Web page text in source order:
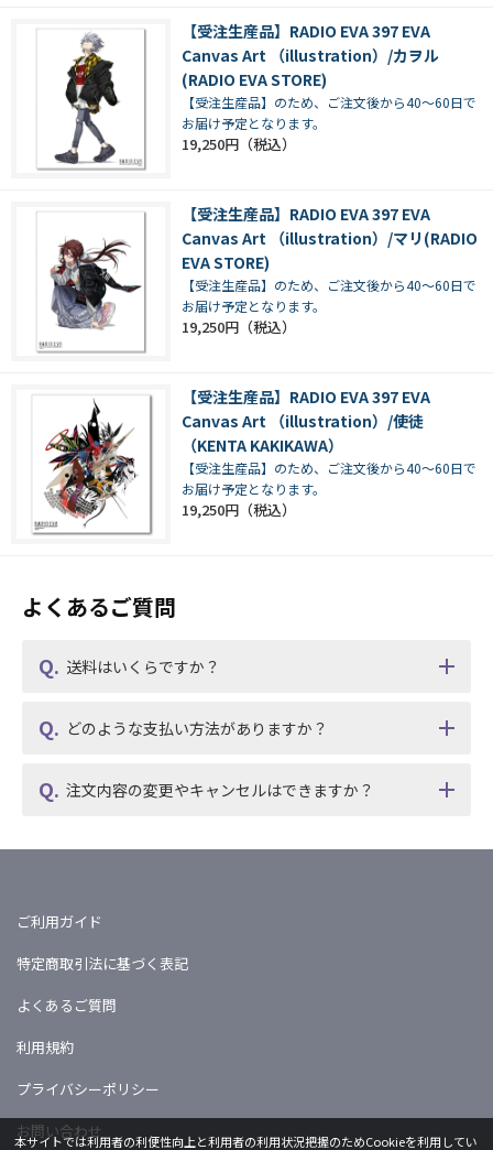
【受注生産品】RADIO EVA 397 EVA
Canvas Art （illustration）/カヲル
(RADIO EVA STORE)
【受注生産品】のため、ご注文後から40～60日で
お届け予定となります。
19,250円
【受注生産品】RADIO EVA 397 EVA
Canvas Art （illustration）/マリ(RADIO
EVA STORE)
【受注生産品】のため、ご注文後から40～60日で
お届け予定となります。
19,250円
【受注生産品】RADIO EVA 397 EVA
Canvas Art （illustration）/使徒
（KENTA KAKIKAWA）
【受注生産品】のため、ご注文後から40～60日で
お届け予定となります。
19,250円
よくあるご質問
送料はいくらですか？
どのような支払い方法がありますか？
注文内容の変更やキャンセルはできますか？
ご利用ガイド
特定商取引法に基づく表記
よくあるご質問
利用規約
プライバシーポリシー
お問い合わせ
本サイトでは利用者の利便性向上と利用者の利用状況把握のためCookieを利用してい